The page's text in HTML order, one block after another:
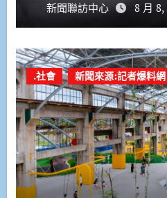
新聞聯訪中心 8 月 8,
.社會 新聞來源:記者爆料網